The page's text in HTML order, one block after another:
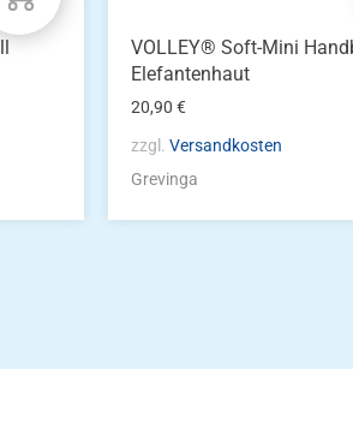
VOLLEY® Soft-Mini
Elefantenhaut
20,90€
zzgl.Versandkosten
Grevinga